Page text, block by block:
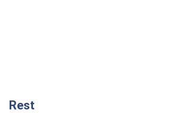
Rest